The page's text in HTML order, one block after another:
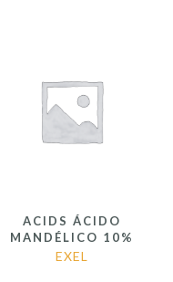
ACIDS ÁCIDO
MANDÉLICO 10%
EXEL